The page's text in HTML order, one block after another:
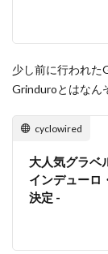
少し前に行われた
Grinduroとはなん
cyclowired
大人気グラベ
インデューロ
決定 -